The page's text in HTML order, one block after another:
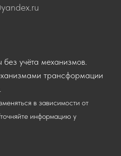
учёта механизмов.
трансформации
в зависимости от
информацию у